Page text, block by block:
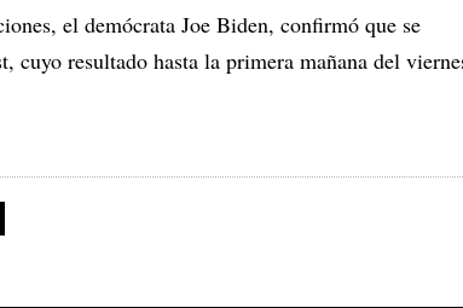
el demócrata Joe Biden, confirmó que se
cuyo resultado hasta la primera mañana del